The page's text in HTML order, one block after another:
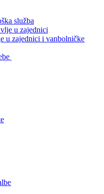
služba
u zajednici
u zajednici i vanbolničke